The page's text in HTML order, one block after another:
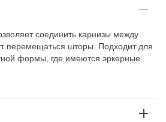
соединить карнизы между
перемещаться шторы. Подходит для
формы, где имеются эркерные